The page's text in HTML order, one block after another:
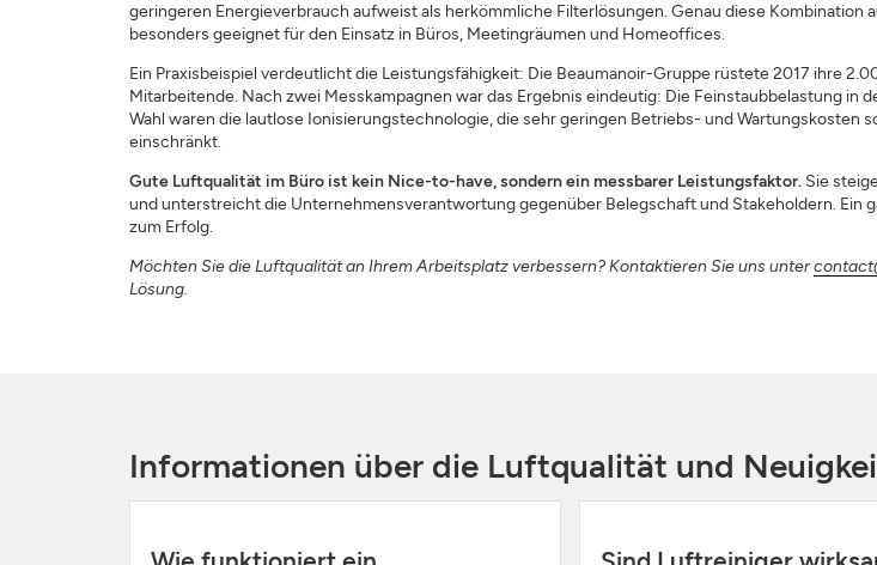
geringeren Energieverbrauch aufweist als herkömmliche Filterlösungen. Genau diese
besonders geeignet für den Einsatz in Büros, Meetingräumen und Homeoffices.
Ein Praxisbeispiel verdeutlicht die Leistungsfähigkeit: Die Beaumanoir-Gruppe rüstete 2017 ihre
Mitarbeitende. Nach zwei Messkampagnen war das Ergebnis eindeutig: Die Feinstaubbelastung in
Wahl waren die lautlose Ionisierungstechnologie, die sehr geringen Betriebs- und
einschränkt.
Gute Luftqualität im Büro ist kein Nice-to-have, sondern ein messbarer Leistungsfaktor.Sie
und unterstreicht die Unternehmensverantwortung gegenüber Belegschaft und Stakeholdern. Ein
zum Erfolg.
Möchten Sie die Luftqualität an Ihrem Arbeitsplatz verbessern? Kontaktieren Sie uns unter
Lösung.
Informationen über die Luftqualität und